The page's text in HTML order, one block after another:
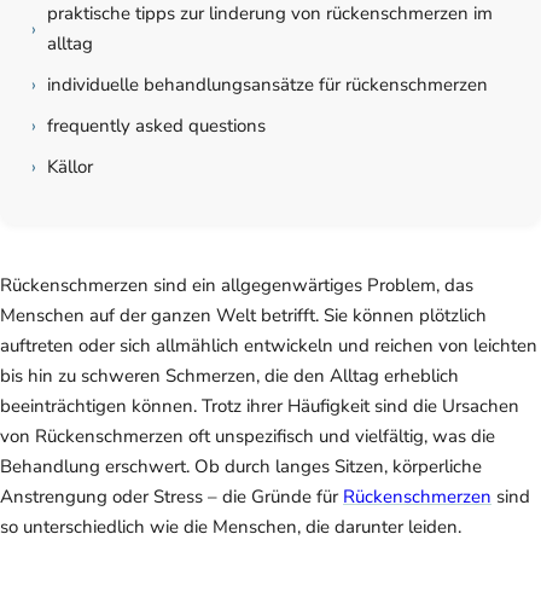
›
praktische tipps zur linderung von rückenschmerzen im
alltag
› individuelle behandlungsansätze für rückenschmerzen
› frequently asked questions
› Källor
Rückenschmerzen sind ein allgegenwärtiges Problem, das
Menschen auf der ganzen Welt betrifft. Sie können plötzlich
auftreten oder sich allmählich entwickeln und reichen von leichten
bis hin zu schweren Schmerzen, die den Alltag erheblich
beeinträchtigen können. Trotz ihrer Häufigkeit sind die Ursachen
von Rückenschmerzen oft unspezifisch und vielfältig, was die
Behandlung erschwert. Ob durch langes Sitzen, körperliche
Anstrengung oder Stress – die Gründe für Rückenschmerzen sind
so unterschiedlich wie die Menschen, die darunter leiden.